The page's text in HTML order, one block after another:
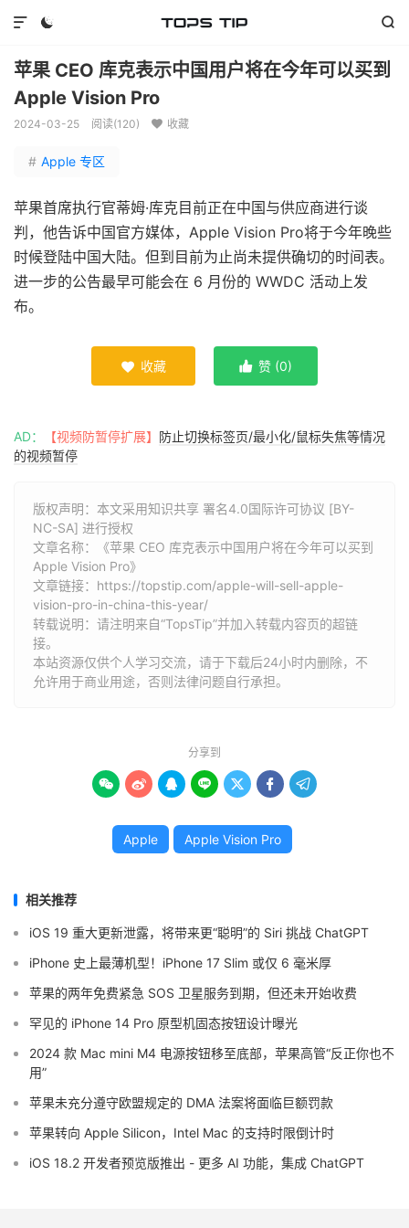
 

苹果 CEO 库克表示中国用户将在今年可以买到
Apple Vision Pro
2024-03-25 阅读(120)  收藏
# Apple 专区
苹果首席执行官蒂姆·库克目前正在中国与供应商进行谈
判，他告诉中国官方媒体，Apple Vision Pro将于今年晚些
时候登陆中国大陆。但到目前为止尚未提供确切的时间表。
进一步的公告最早可能会在 6 月份的 WWDC 活动上发
布。
 收藏  赞 (0)
AD： 【视频防暂停扩展】 防止切换标签页/最小化/鼠标失焦等情况
的视频暂停
版权声明：本文采用知识共享 署名4.0国际许可协议 [BY-
NC-SA] 进行授权
文章名称：《苹果 CEO 库克表示中国用户将在今年可以买到
Apple Vision Pro》
文章链接： https://topstip.com/apple-will-sell-apple-
vision-pro-in-china-this-year/
转载说明：请注明来自“TopsTip”并加入转载内容页的超链
接。
本站资源仅供个人学习交流，请于下载后24小时内删除，不
允许用于商业用途，否则法律问题自行承担。
分享到
      
Apple Apple Vision Pro
相关推荐
iOS 19 重大更新泄露，将带来更“聪明”的 Siri 挑战 ChatGPT
iPhone 史上最薄机型！iPhone 17 Slim 或仅 6 毫米厚
苹果的两年免费紧急 SOS 卫星服务到期，但还未开始收费
罕见的 iPhone 14 Pro 原型机固态按钮设计曝光
2024 款 Mac mini M4 电源按钮移至底部，苹果高管“反正你也不
用”
苹果未充分遵守欧盟规定的 DMA 法案将面临巨额罚款
苹果转向 Apple Silicon，Intel Mac 的支持时限倒计时
iOS 18.2 开发者预览版推出 - 更多 AI 功能，集成 ChatGPT